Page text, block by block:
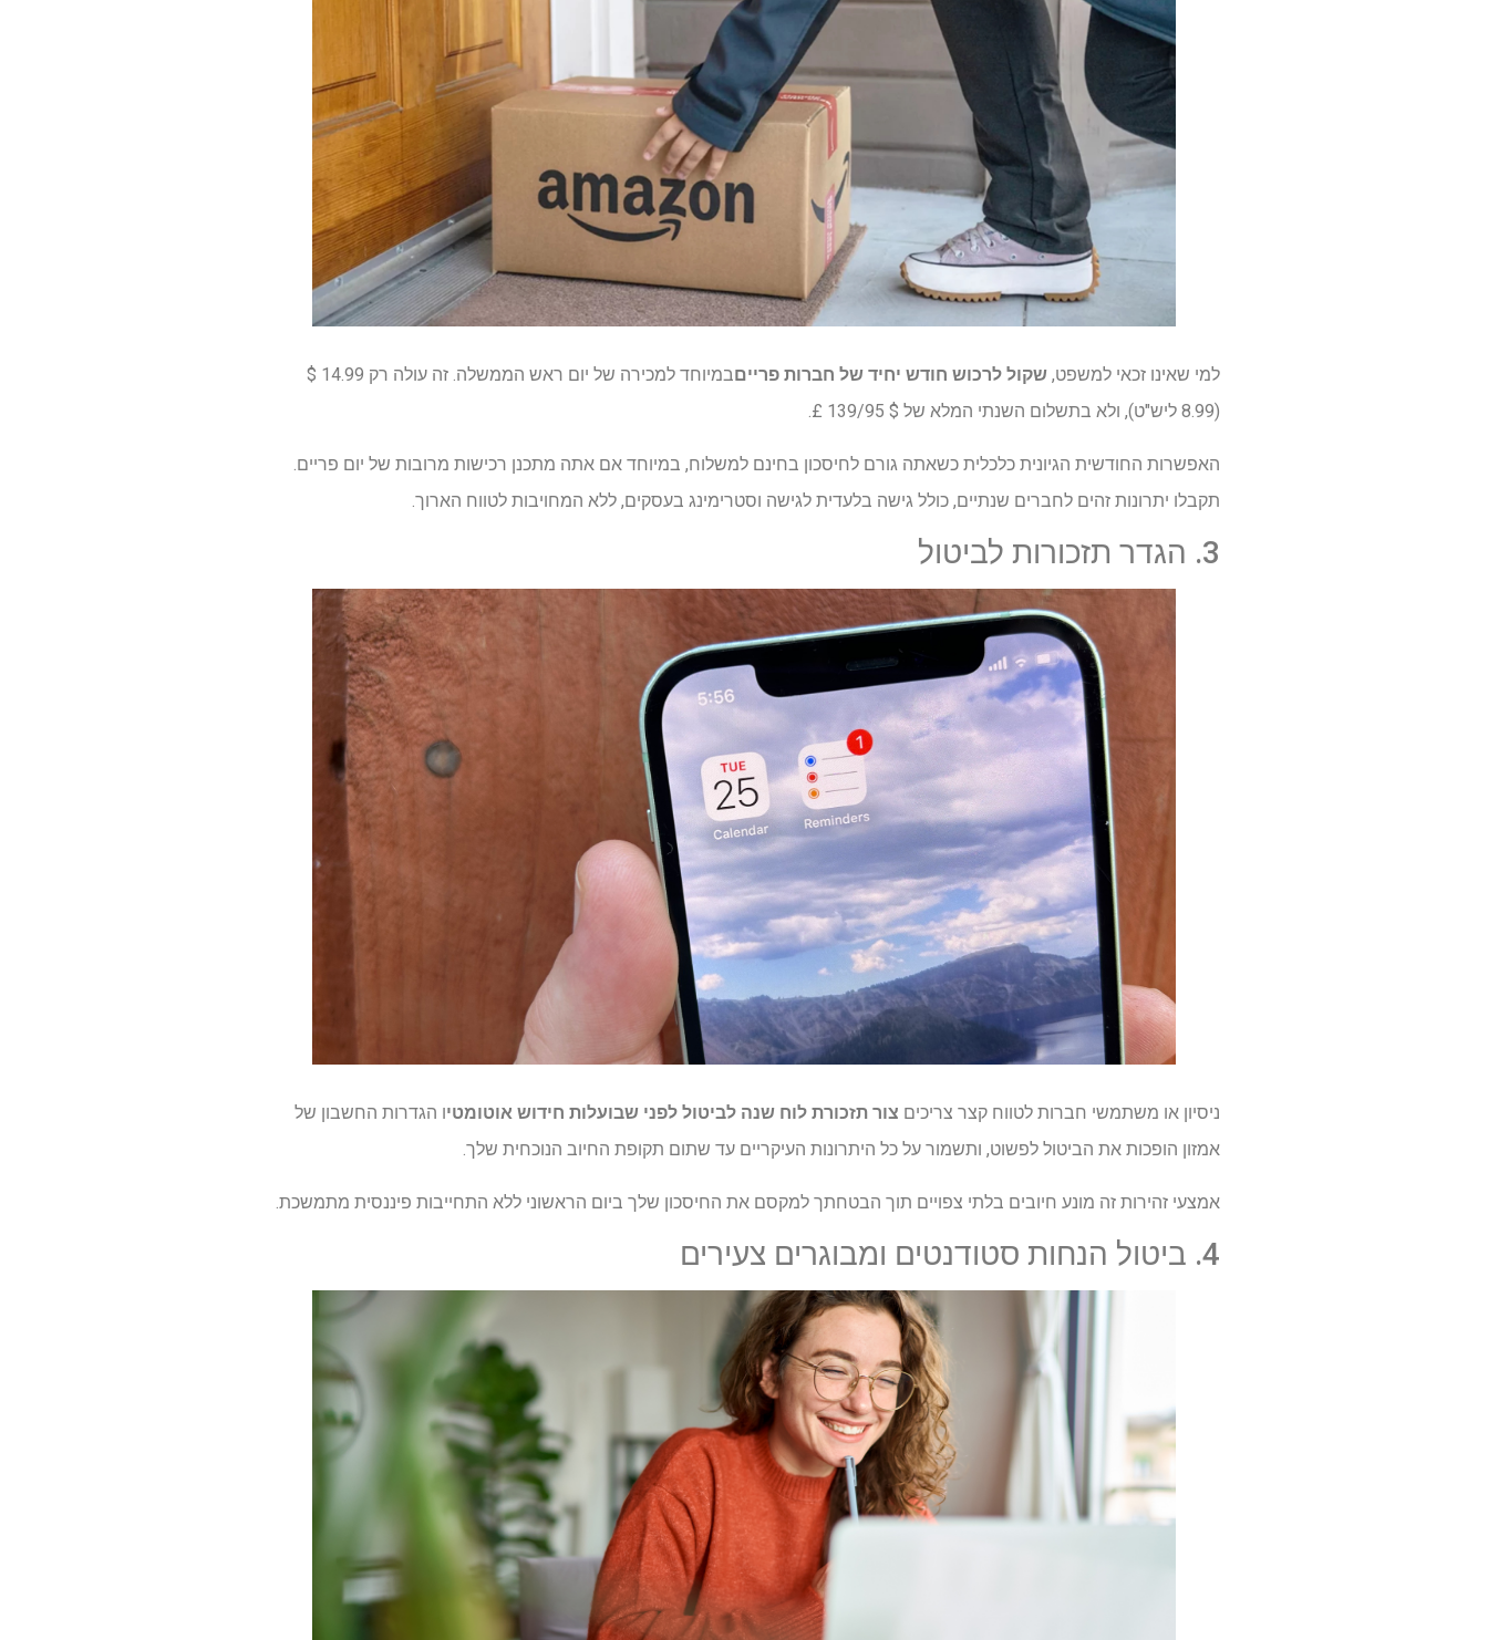
למי שאינו זכאי למשפט, שקול לרכוש חודש יחיד של חברות פריים
במיוחד למכירה של יום ראש הממשלה. זה עולה רק 14.99 $
(8.99 ליש"ט), ולא בתשלום השנתי המלא של $ 139/95 £.
האפשרות החודשית הגיונית כלכלית כשאתה גורם לחיסכון בחינם למשלוח, במיוחד אם אתה מתכנן רכישות מרובות של יום פריים.
תקבלו יתרונות זהים לחברים שנתיים, כולל גישה בלעדית לגישה וסטרימינג בעסקים, ללא המחויבות לטווח הארוך.
3. הגדר תזכורות לביטול
ניסיון או משתמשי חברות לטווח קצר צריכים צור תזכורת לוח שנה לביטול לפני שבועלות חידוש אוטומטיו הגדרות החשבון של
אמזון הופכות את הביטול לפשוט, ותשמור על כל היתרונות העיקריים עד שתום תקופת החיוב הנוכחית שלך.
אמצעי זהירות זה מונע חיובים בלתי צפויים תוך הבטחתך למקסם את החיסכון שלך ביום הראשוני ללא התחייבות פיננסית מתמשכת.
4. ביטול הנחות סטודנטים ומבוגרים צעירים